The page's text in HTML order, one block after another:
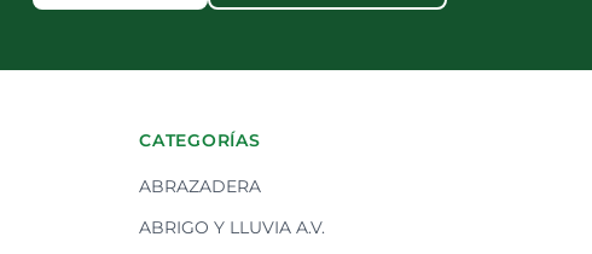
CATEGORÍAS
ABRAZADERA
ABRIGO Y LLUVIA A.V.